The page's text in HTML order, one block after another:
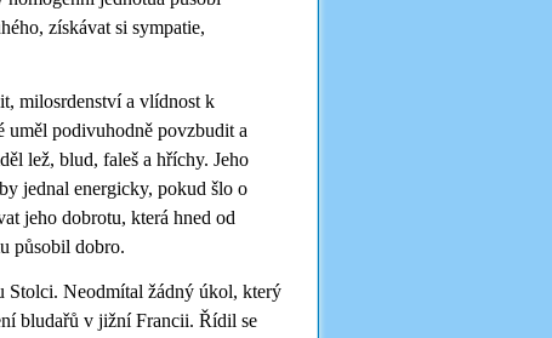
získávat si sympatie,
milosrdenství a vlídnost k
uměl podivuhodně povzbudit a
lež, blud, faleš a hříchy. Jeho
jednal energicky, pokud šlo o
jeho dobrotu, která hned od
působil dobro.
Stolci. Neodmítal žádný úkol, který
bludařů v jižní Francii. Řídil se